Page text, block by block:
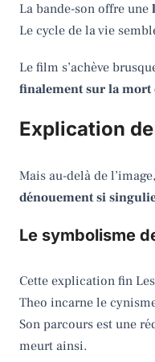
La bande-son offre une
Le cycle de la vie
Le film s’achève
finalement sur la mort
Explication
Mais au-delà de
dénouement si
Le symbolisme
Cette explication fin
Theo incarne le
Son parcours est une
meurt ainsi.